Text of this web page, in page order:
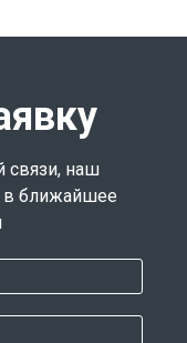
связи, наш
в ближайшее